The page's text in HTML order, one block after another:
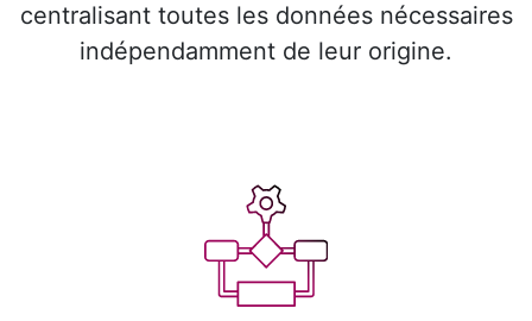
centralisant toutes les données nécessaires
indépendamment de leur origine.